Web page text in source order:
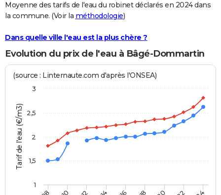
Bricolage
Lifestyle
Culture
Sport
Auto
Television
Voyage
Cinema
Moyenne des tarifs de l'eau du robinet déclarés en 2024 dans
la commune. (Voir la méthodologie)
Dans quelle ville l'eau est la plus chère ?
Evolution du prix de l'eau à Bâgé-Dommartin
Tarif de l'eau (€/m3)
(source : Linternaute.com d'après l'ONSEA)
1
1,5
2
2,5
3